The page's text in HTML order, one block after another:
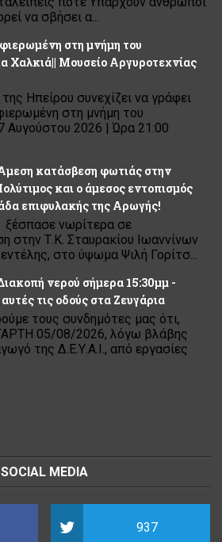
να σβήσει α...
στη μνήμη του
Χαλκιά|| Μουσείο Αργυροτεχνίας
Ηπείρου συνεχίζει να γράφει
στη μνήμη του
Αυγούστου 2026 | Ώρα 21:00
κατάσβεση φωτιάς στην
και ο άμεσος εντοπισμός
επιφυλακής της Αρωγής!
ξέσπασε νωρίτερα σε
στην Τ.Κ. Σταυρακίου Ιωαννίνων
στο ύψωμα Ψιλή Γορίτσ...
νερού σήμερα 15:30μμ -
τις οδούς στα Ζευγάρια
τους συνδημότες μας ότι,
05/08/2026, λόγω βλάβης
της Δ.Ε.Υ.Α.Ι., από εργασίες
SOCIAL MEDIA
937